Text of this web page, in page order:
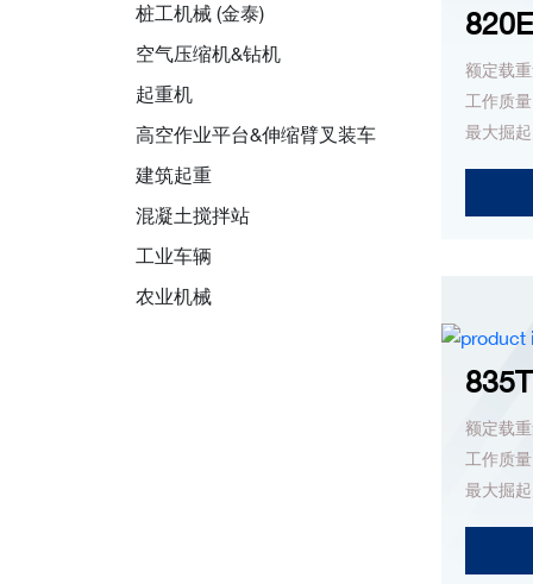
桩工机械 (金泰)
空气压缩机&钻机
起重机
高空作业平台&伸缩臂叉装车
建筑起重
混凝土搅拌站
工业车辆
农业机械
820E
额定载
工作质
最大掘
额定载
工作质
最大掘